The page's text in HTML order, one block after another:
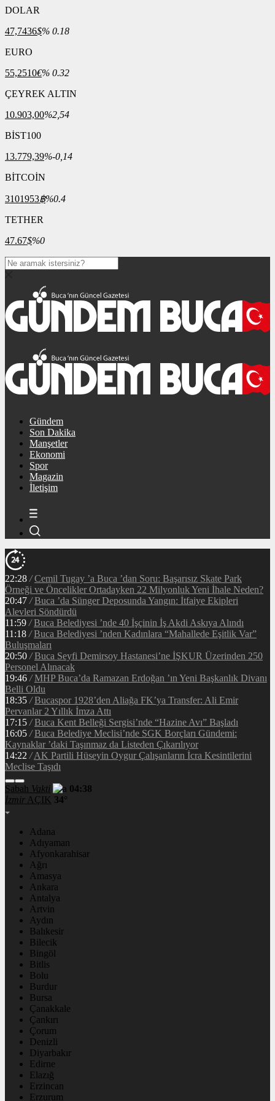
DOLAR
47,7436$% 0.18
EURO
55,2510€% 0.32
ÇEYREK ALTIN
10.903,00%2,54
BİST100
13.779,39%-0,14
BİTCOİN
3101953฿%0.4
TETHER
47.67$%0
Gündem
Son Dakika
Manşetler
Ekonomi
Spor
Magazin
İletişim
22:28 / Cemil Tugay ’a Buca ’dan Soru: Başarısız Skate Park
Örneği ve Öncelikler Ortadayken 22 Milyonluk Yeni İhale Neden?
20:47 / Buca ’da Sünger Deposunda Yangın: İtfaiye Ekipleri
Alevleri Söndürdü
11:59 / Buca Belediyesi ’nde 40 İşçinin İş Akdi Askıya Alındı
11:18 / Buca Belediyesi ’nden Kadınlara “Mahallede Eşitlik Var”
Buluşmaları
20:50 / Buca Seyfi Demirsoy Hastanesi’ne İŞKUR Üzerinden 250
Personel Alınacak
19:46 / MHP Buca’da Ramazan Erdoğan ’ın Yeni Başkanlık Divanı
Belli Oldu
18:35 / Bucaspor 1928’den Aliağa FK’ya Transfer: Ali Emir
Pervanlar 2 Yıllık İmza Attı
17:15 / Buca Kent Belleği Sergisi’nde “Hazine Avı” Başladı
16:05 / Buca Belediye Meclisi’nde SGK Borçları Gündemi:
Kaynaklar ’daki Taşınmaz da Listeden Çıkarılıyor
14:22 / AK Partili Hüseyin Oygur Çalışanların İcra Kesintilerini
Meclise Taşıdı
Sabah Vakti
04:38
İzmir AÇIK 34°
Adana
Adıyaman
Afyonkarahisar
Ağrı
Amasya
Ankara
Antalya
Artvin
Aydın
Balıkesir
Bilecik
Bingöl
Bitlis
Bolu
Burdur
Bursa
Çanakkale
Çankırı
Çorum
Denizli
Diyarbakır
Edirne
Elazığ
Erzincan
Erzurum